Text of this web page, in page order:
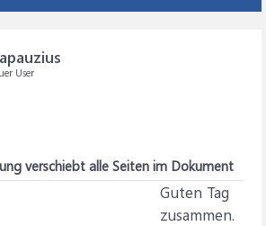
User
verschiebt alle Seiten im Dokument
Guten Tag
zusammen.